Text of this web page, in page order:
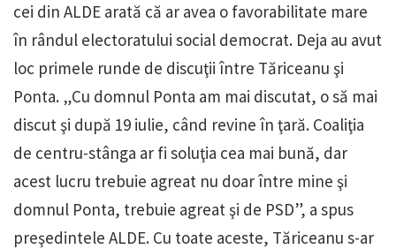
cei din ALDE arată că ar avea o favorabilitate mare
în rândul electoratului social democrat. Deja au avut
loc primele runde de discuţii între Tăriceanu şi
Ponta. „Cu domnul Ponta am mai discutat, o să mai
discut şi după 19 iulie, când revine în ţară. Coaliţia
de centru-stânga ar fi soluţia cea mai bună, dar
acest lucru trebuie agreat nu doar între mine şi
domnul Ponta, trebuie agreat şi de PSD”, a spus
preşedintele ALDE. Cu toate aceste, Tăriceanu s-ar